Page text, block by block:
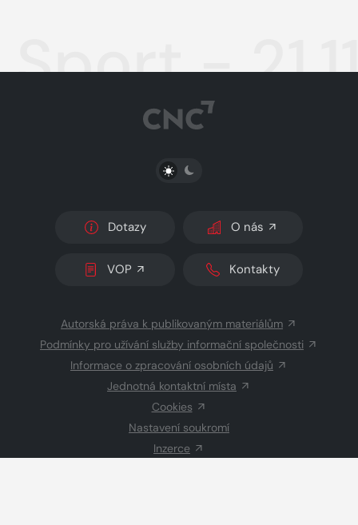
Sport -
PŘEPNOUT SVĚTLÝ/TMAVÝ REŽIM
Dotazy O nás
VOP Kontakty
Autorská práva k publikovaným materiálům
Podmínky pro užívání služby informační společnosti
Informace o zpracování osobních údajů
Jednotná kontaktní místa
Cookies
Nastavení soukromí
Inzerce